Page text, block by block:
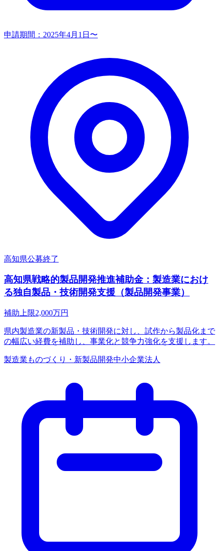
申請期間： 2025年4月1日〜
高知県公募終了
高知県戦略的製品開発推進補助金：製造業におけ
る独自製品・技術開発支援（製品開発事業）
補助上限2,000万円
県内製造業の新製品・技術開発に対し、試作から製品化まで
の幅広い経費を補助し、事業化と競争力強化を支援します。
製造業 ものづくり・新製品開発中小企業法人